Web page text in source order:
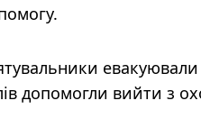
допомогли вийти з